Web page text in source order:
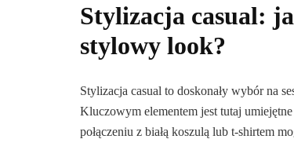
Stylizacja casual:
stylowy look?
Stylizacja casual to doskonały wybór na
Kluczowym elementem jest tutaj
połączeniu z białą koszulą lub t-shirtem